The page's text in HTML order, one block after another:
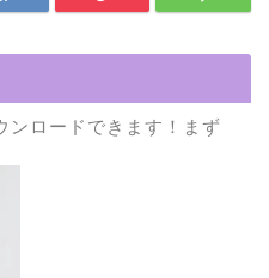
ンロードできます！まず